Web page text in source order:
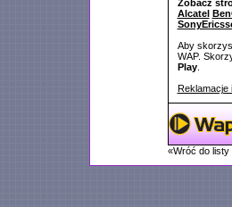
Zobacz
Alcatel
Aby
WAP.
Play.
Reklamacje
«Wróć do listy